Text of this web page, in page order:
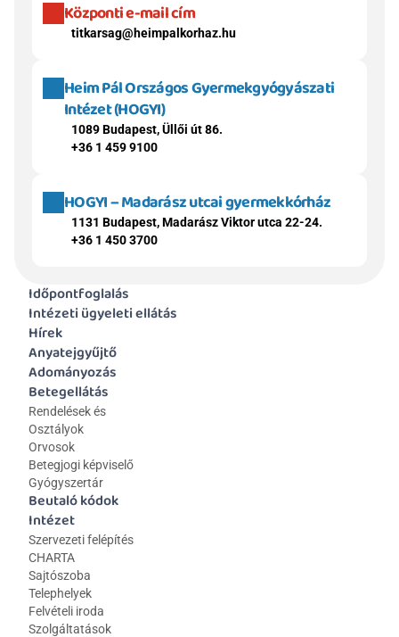
Központi e-mail cím
titkarsag@heimpalkorhaz.hu
Heim Pál Országos Gyermekgyógyászati
Intézet (HOGYI)
1089 Budapest, Üllői út 86.
+36 1 459 9100
HOGYI – Madarász utcai gyermekkórház
1131 Budapest, Madarász Viktor utca 22-24.
+36 1 450 3700
Időpontfoglalás
Intézeti ügyeleti ellátás
Hírek
Anyatejgyűjtő
Adományozás
Betegellátás
Rendelések és
Osztályok
Orvosok
Betegjogi képviselő
Gyógyszertár
Beutaló kódok
Intézet
Szervezeti felépítés
CHARTA
Sajtószoba
Telephelyek
Felvételi iroda
Szolgáltatások